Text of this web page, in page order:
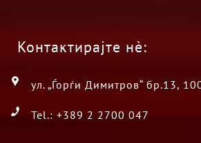
Контактирајте нè:
ул. „Ѓорѓи Димитров“ бр.13,
Tel.: +389 2 2700 047